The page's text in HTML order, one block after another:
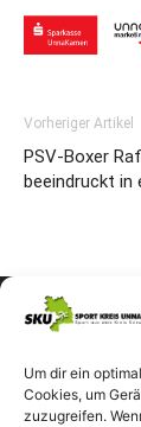
Um dir ein
Cookies, um
zuzugreifen.
Vorheriger Artikel
PSV-Boxer
beeindruckt in